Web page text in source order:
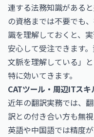
連する法務知識がある
の資格までは不要でも
識を理解しておくと、
安心して受注できます
文脈を理解している」
特に効いてきます。
CATツール・周辺ITスキ
近年の翻訳実務では、
訳との付き合い方も無
英語や中国語では精度